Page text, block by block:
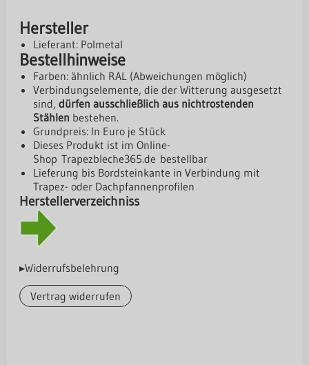
Hersteller
Lieferant: Polmetal
Bestellhinweise
Farben: ähnlich RAL (Abweichungen möglich)
Verbindungselemente, die der Witterung ausgesetzt
sind, dürfen ausschließlich aus nichtrostenden
Stählen bestehen.
Grundpreis: In Euro je Stück
Dieses Produkt ist im Online-
Shop Trapezbleche365.de bestellbar
Lieferung bis Bordsteinkante in Verbindung mit
Trapez- oder Dachpfannenprofilen
Herstellerverzeichniss
▸Widerrufsbelehrung
Vertrag widerrufen